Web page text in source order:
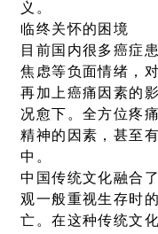
义。
临终关怀的困境
目前国内很多癌症
焦虑等负面情绪，
再加上癌痛因素的
况愈下。全方位疼
精神的因素，甚至
中。
中国传统文化融合
观一般重视生存时
亡。在这种传统文